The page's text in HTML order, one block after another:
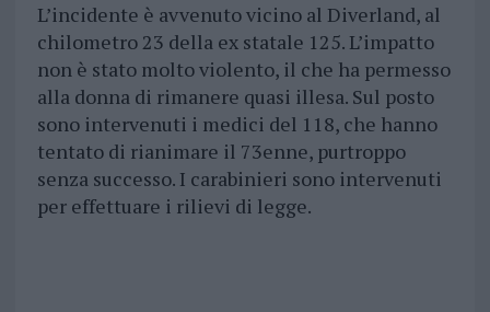
L’incidente è avvenuto vicino al Diverland, al
chilometro 23 della ex statale 125. L’impatto
non è stato molto violento, il che ha permesso
alla donna di rimanere quasi illesa. Sul posto
sono intervenuti i medici del 118, che hanno
tentato di rianimare il 73enne, purtroppo
senza successo. I carabinieri sono intervenuti
per effettuare i rilievi di legge.